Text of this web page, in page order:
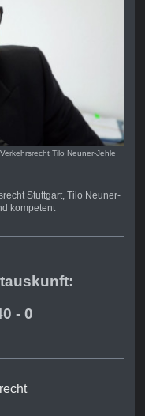
Tilo Neuner-Jehle
Stuttgart, Tilo Neuner-
kompetent
- 0